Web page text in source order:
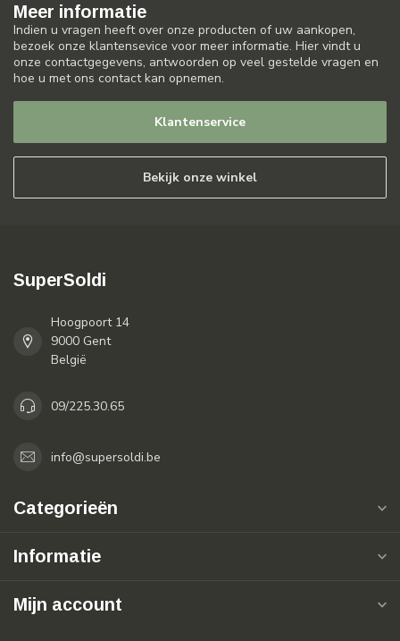
Meer informatie
Indien u vragen heeft over onze producten of uw aankopen,
bezoek onze klantensevice voor meer informatie. Hier vindt u
onze contactgegevens, antwoorden op veel gestelde vragen en
hoe u met ons contact kan opnemen.
Klantenservice
Bekijk onze winkel
SuperSoldi
Hoogpoort 14
9000 Gent
België
09/225.30.65
info@supersoldi.be
Categorieën
Informatie
Mijn account